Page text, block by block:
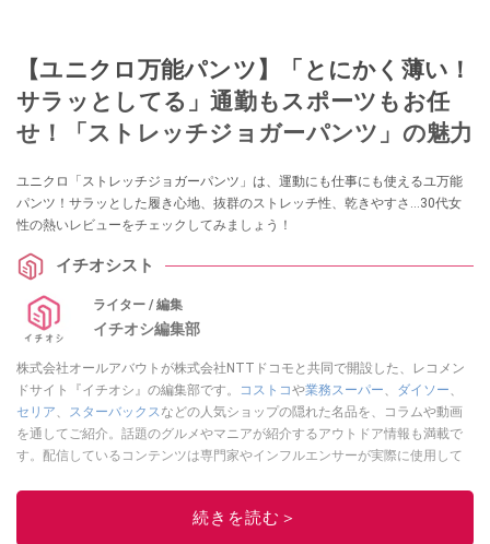
【ユニクロ万能パンツ】「とにかく薄い！
サラッとしてる」通勤もスポーツもお任
せ！「ストレッチジョガーパンツ」の魅力
ユニクロ「ストレッチジョガーパンツ」は、運動にも仕事にも使えるユ万能
パンツ！サラッとした履き心地、抜群のストレッチ性、乾きやすさ…30代女
性の熱いレビューをチェックしてみましょう！
イチオシスト
ライター / 編集
イチオシ編集部
株式会社オールアバウトが株式会社NTTドコモと共同で開設した、レコメン
ドサイト『イチオシ』の編集部です。
コストコや業務スーパー ダイソー
セリア
スターバックス などの人気ショップの隠れた名品を、コラムや動画
を通してご紹介。話題のグルメやマニアが紹介するアウトドア情報も満載で
す。配信しているコンテンツは専門家やインフルエンサーが実際に使用して
ニュースでフォロー
続きを読む＞